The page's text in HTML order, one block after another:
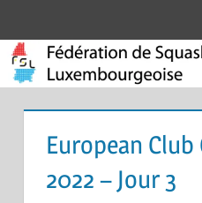
to
content
Fédération
de
Squash
Luxembourgeoise
European
2022 – Jour 3